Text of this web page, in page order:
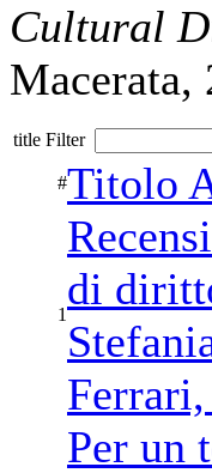
Cultural
Macerata,
title Filter
#Titolo
1
di
Per un